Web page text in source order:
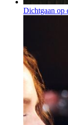
Dichtgaan op